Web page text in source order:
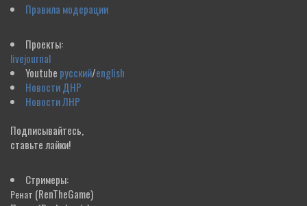
Правила модерации
Проекты:
livejournal
Youtube русский/english
Новости ДНР
Новости ЛНР
Подписывайтесь,
ставьте лайки!
Стримеры:
Ренат (RenTheGame)